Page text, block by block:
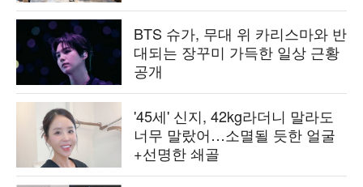
BTS 슈가, 무대 위 카리스마와 반
대되는 장꾸미 가득한 일상 근황
공개
'45세' 신지, 42kg라더니 말라도
너무 말랐어…소멸될 듯한 얼굴
+선명한 쇄골